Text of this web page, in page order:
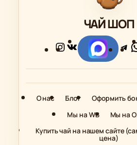
ЧАЙ ШОП
Instagram
ВКонтакте
Ссылка
О нас Блог
Оформить
Мы на WB
Мы на
Купить чай на нашем сайте
цена)